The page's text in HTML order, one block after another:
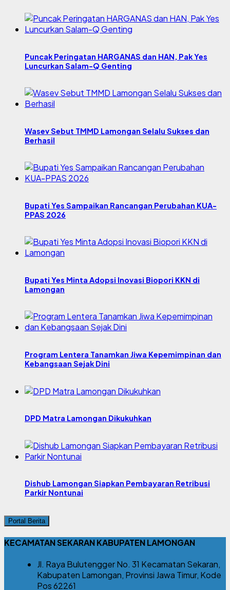
Puncak Peringatan HARGANAS dan HAN, Pak Yes
Luncurkan Salam-Q Genting
Wasev Sebut TMMD Lamongan Selalu Sukses dan
Berhasil
Bupati Yes Sampaikan Rancangan Perubahan KUA-
PPAS 2026
Bupati Yes Minta Adopsi Inovasi Biopori KKN di
Lamongan
Program Lentera Tanamkan Jiwa Kepemimpinan dan
Kebangsaan Sejak Dini
DPD Matra Lamongan Dikukuhkan
Dishub Lamongan Siapkan Pembayaran Retribusi
Parkir Nontunai
Portal Berita
KECAMATAN SEKARAN KABUPATEN LAMONGAN
Jl. Raya Bulutengger No. 31 Kecamatan Sekaran,
Kabupaten Lamongan, Provinsi Jawa Timur, Kode
Pos 62261